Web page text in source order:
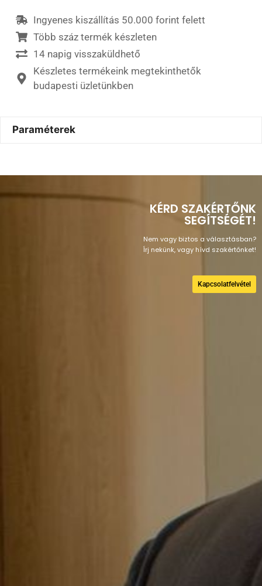
Ingyenes kiszállítás 50.000 forint felett
Több száz termék készleten
14 napig visszaküldhető
Készletes termékeink megtekinthetők
budapesti üzletünkben
Paraméterek
KÉRD SZAKÉRTŐNK
SEGÍTSÉGÉT!
Nem vagy biztos a választásban?
Írj nekünk, vagy hívd szakértőnket!
Kapcsolatfelvétel